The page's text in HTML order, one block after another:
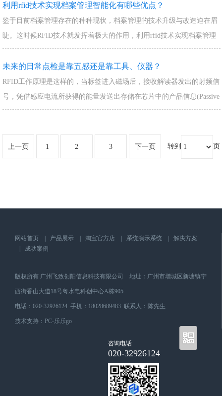
利用rfid技术实现档案管理智能化有哪些优点？
鉴于目前档案管理存在的种种现状，档案管理的技术升级与改造迫在眉
睫。这时候RFID技术就发挥着极大的作用，利用rfid技术实现档案管理
智能化能够解决目前各企事业单位遇…
未来的日常点检是靠五感还是靠工具、仪器？
RFID工作原理是这样的，当标签进入磁场后，接收解读器发出的射频信
号，凭借感应电流所获得的能量发送出存储在芯片中的产品信息(Passive
Tag，无源标签或被动标…
上一页 1 2 3 下一页 转到 页
网站首页 | 产品展示 | 淘宝官方店 | 系统演示系统 | 解决方案
| 成功案例
版权所有 广州飞致创阳信息科技有限公司 地址： 广州市增城区新塘镇宁
西街香山大道18号粤水电科创中心A栋905
电话： 020-32926124 手机：18028689483 联系人：陈先生
技术支持： PC-乐乐go
咨询电话
020-32926124